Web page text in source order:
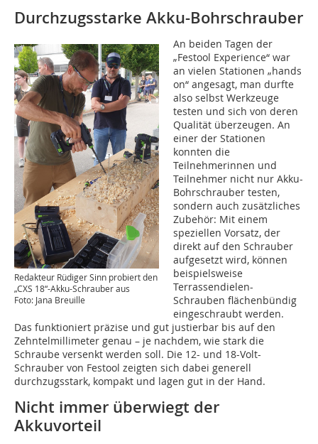
Durchzugsstarke Akku-Bohrschrauber
Redakteur Rüdiger Sinn probiert den
„CXS 18“-Akku-Schrauber aus
Foto: Jana Breuille
An beiden Tagen der
„Festool Experience“ war
an vielen Stationen „hands
on“ angesagt, man durfte
also selbst Werkzeuge
testen und sich von deren
Qualität überzeugen. An
einer der Stationen
konnten die
Teilnehmerinnen und
Teilnehmer nicht nur Akku-
Bohrschrauber testen,
sondern auch zusätzliches
Zubehör: Mit einem
speziellen Vorsatz, der
direkt auf den Schrauber
aufgesetzt wird, können
beispielsweise
Terrassendielen-
Schrauben flächenbündig
eingeschraubt werden.
Das funktioniert präzise und gut justierbar bis auf den
Zehntelmillimeter genau – je nachdem, wie stark die
Schraube versenkt werden soll. Die 12- und 18-Volt-
Schrauber von Festool zeigten sich dabei generell
durchzugsstark, kompakt und lagen gut in der Hand.
Nicht immer überwiegt der
Akkuvorteil